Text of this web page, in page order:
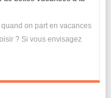
on part en vacances
? Si vous envisagez